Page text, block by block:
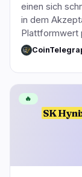
einen sich
in dem
Plattformwert
SK
🔥